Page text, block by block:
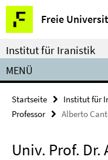
Springe
direkt
zu
Inhalt
Freie
Service-
Navigation
Institut für Iranistik
MENÜ
Startseite Institut für
Professor
Alberto
Univ. Prof. Dr.